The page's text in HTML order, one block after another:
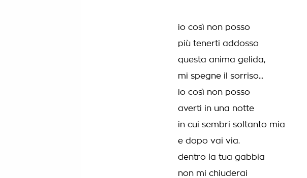
io così non posso
più tenerti addosso
questa anima gelida,
mi spegne il sorriso...
io così non posso
averti in una notte
in cui sembri soltanto mia
e dopo vai via.
dentro la tua gabbia
non mi chiuderai